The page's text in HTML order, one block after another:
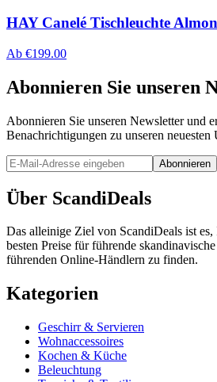
HAY Canelé Tischleuchte
Ab €199.00
Abonnieren Sie unseren
Abonnieren Sie unseren Newsletter und
Benachrichtigungen zu unseren neuesten
Abonnieren
Über ScandiDeals
Das alleinige Ziel von ScandiDeals ist
besten Preise für führende
führenden Online-Händlern zu finden.
Kategorien
Geschirr & Servieren
Wohnaccessoires
Kochen & Küche
Beleuchtung